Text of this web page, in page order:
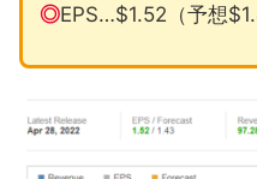
◎EPS…$1.52（予想